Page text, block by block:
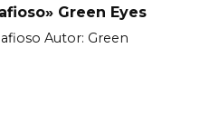
Green Eyes
Autor: Green